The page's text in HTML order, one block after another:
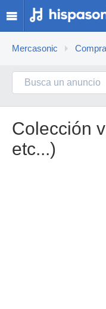
Mercasonic
Colección
etc...)